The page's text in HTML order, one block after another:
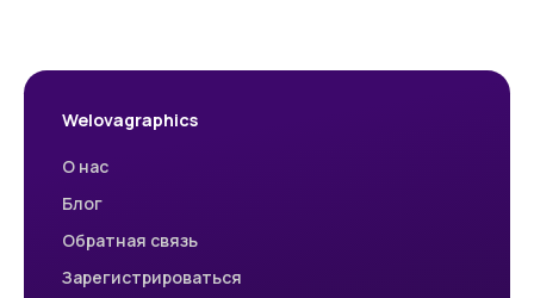
Welovagraphics
О нас
Блог
Обратная связь
Зарегистрироваться